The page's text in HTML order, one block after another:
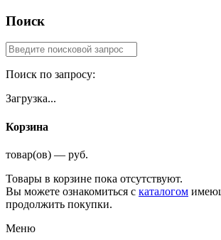
Поиск
Поиск по запросу:
Загрузка...
Корзина
товар(ов) — руб.
Товары в корзине пока отсутствуют.
Вы можете ознакомиться с каталогом
продолжить покупки.
Меню